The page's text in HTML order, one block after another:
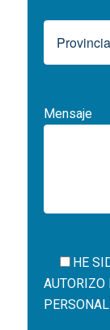
Mensaje
HE
AUTORIZO